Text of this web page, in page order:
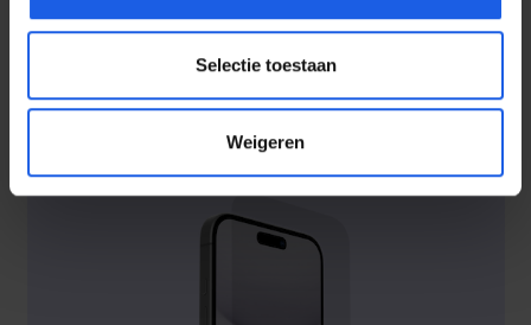
Selectie toestaan
Weigeren